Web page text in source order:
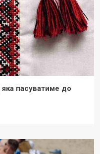
пасуватиме до